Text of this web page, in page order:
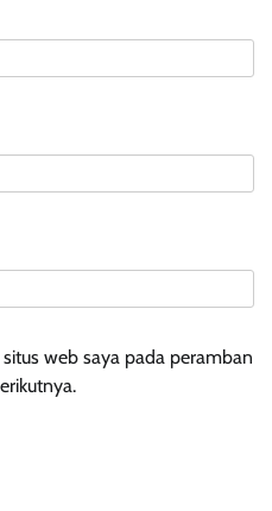
web saya pada peramban